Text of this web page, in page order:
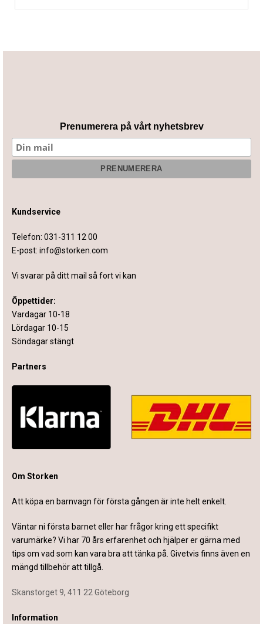
Prenumerera på vårt nyhetsbrev
Kundservice
Telefon: 031-311 12 00
E-post: info@storken.com
Vi svarar på ditt mail så fort vi kan
Öppettider:
Vardagar 10-18
Lördagar 10-15
Söndagar stängt
Partners
Om Storken
Att köpa en barnvagn för första gången är inte helt enkelt.
Väntar ni första barnet eller har frågor kring ett specifikt
varumärke? Vi har 70 års erfarenhet och hjälper er gärna med
tips om vad som kan vara bra att tänka på. Givetvis finns även en
mängd tillbehör att tillgå.
Skanstorget 9, 411 22 Göteborg
Information